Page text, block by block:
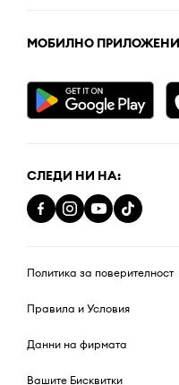
МОБИЛНО
СЛЕДИ НИ НА:
Политика за поверителност
Правила и Условия
Данни на фирмата
Вашите Бисквитки